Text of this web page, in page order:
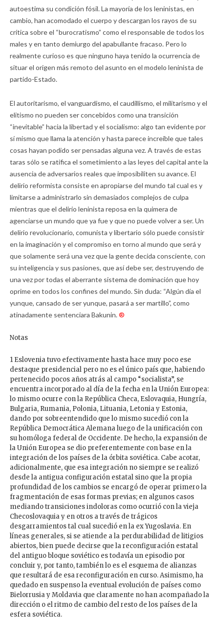
autoestima su condición fósil. La mayoría de los leninistas, en
cambio, han acomodado el cuerpo y descargan los rayos de su
crítica sobre el “burocratismo” como el responsable de todos los
males y en tanto demiurgo del apabullante fracaso. Pero lo
realmente curioso es que ninguno haya tenido la ocurrencia de
situar el origen más remoto del asunto en el modelo leninista de
partido-Estado.
El autoritarismo, el vanguardismo, el caudillismo, el militarismo y el
elitismo no pueden ser concebidos como una transición
“inevitable” hacia la libertad y el socialismo: algo tan evidente por
sí mismo que llama la atención y hasta parece increíble que tales
cosas hayan podido ser pensadas alguna vez. A través de estas
taras sólo se ratifica el sometimiento a las leyes del capital ante la
ausencia de adversarios reales que imposibiliten su avance. El
delirio reformista consiste en apropiarse del mundo tal cual es y
limitarse a administrarlo sin demasiados complejos de culpa
mientras que el delirio leninista reposa en la quimera de
agenciarse un mundo que ya fue y que no puede volver a ser. Un
delirio revolucionario, comunista y libertario sólo puede consistir
en la imaginación y el compromiso en torno al mundo que será y
que solamente será una vez que la gente decida consciente, con
su inteligencia y sus pasiones, que así debe ser, destruyendo de
una vez por todas el aberrante sistema de dominación que hoy
oprime en todos los confines del mundo. Sin duda: “Algún día el
yunque, cansado de ser yunque, pasará a ser martillo”, como
atinadamente sentenciara Bakunin.®
Notas
1 Eslovenia tuvo efectivamente hasta hace muy poco ese
destaque presidencial pero no es el único país que, habiendo
pertenecido pocos años atrás al campo “socialista”, se
encuentra incorporado al día de la fecha en la Unión Europea:
lo mismo ocurre con la República Checa, Eslovaquia, Hungría,
Bulgaria, Rumania, Polonia, Lituania, Letonia y Estonia,
dando por sobreentendido que lo mismo sucedió con la
República Democrática Alemana luego de la unificación con
su homóloga federal de Occidente. De hecho, la expansión de
la Unión Europea se dio preferentemente con base en la
integración de los países de la órbita soviética. Cabe acotar,
adicionalmente, que esa integración no siempre se realizó
desde la antigua configuración estatal sino que la propia
profundidad de los cambios se encargó de operar primero la
fragmentación de esas formas previas; en algunos casos
mediando transiciones indoloras como ocurrió con la vieja
Checoslovaquia y en otros a través de trágicos
desgarramientos tal cual sucedió en la ex Yugoslavia. En
líneas generales, si se atiende a la perdurabilidad de litigios
abiertos, bien puede decirse que la reconfiguración estatal
del antiguo bloque soviético es todavía un episodio por
concluir y, por tanto, también lo es el esquema de alianzas
que resultará de esa reconfiguración en curso. Asimismo, ha
quedado en suspenso la eventual evolución de países como
Bielorrusia y Moldavia que claramente no han acompañado la
dirección o el ritmo de cambio del resto de los países de la
esfera soviética.